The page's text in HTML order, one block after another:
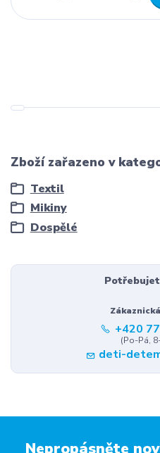
Zboží zařazeno v
Textil
Mikiny
Dospělé
+420
(Po-Pá,
deti-
Nepropásněte